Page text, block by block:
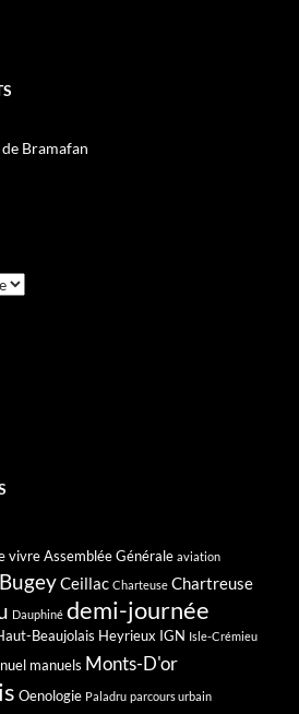
Bramafan
vivreAssemblée Générale aviation
BugeyCeillac Charteuse Chartreuse
Dauphiné demi-journée
Beaujolais Heyrieux IGN Isle-Crémieu
manuels Monts-D'or
Oenologie Paladru parcours urbain